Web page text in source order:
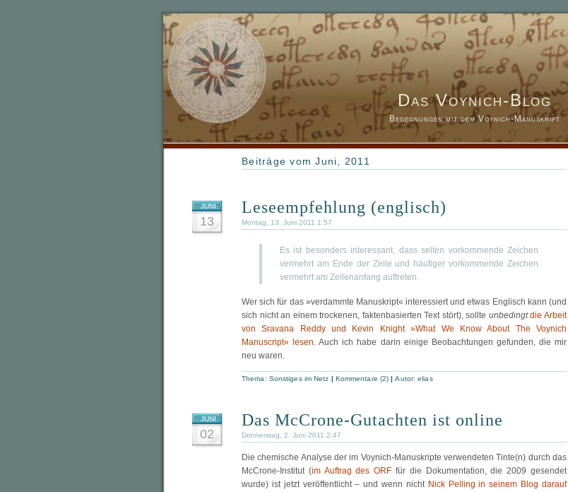
Das Voynich-Blog
Begegnungen mit dem Voynich-Manuskript
Beiträge vom Juni, 2011
JUNI
13
Leseempfehlung (englisch)
Montag, 13. Juni 2011 1:57
Es ist besonders interessant, dass selten vorkommende Zeichen
vermehrt am Ende der Zeile und häufiger vorkommende Zeichen
vermehrt am Zeilenanfang auftreten.
Wer sich für das »verdammte Manuskript« interessiert und etwas Englisch kann (und
sich nicht an einem trockenen, faktenbasierten Text stört), sollte unbedingt die Arbeit
von Sravana Reddy und Kevin Knight »What We Know About The Voynich
Manuscript« lesen. Auch ich habe darin einige Beobachtungen gefunden, die mir
neu waren.
Thema: Sonstiges im Netz | Kommentare (2) |Autor:elias
JUNI
02
Das McCrone-Gutachten ist online
Donnerstag, 2. Juni 2011 2:47
Die chemische Analyse der im Voynich-Manuskripte verwendeten Tinte(n) durch das
McCrone-Institut (im Auftrag des ORF für die Dokumentation, die 2009 gesendet
wurde) ist jetzt veröffentlicht – und wenn nicht Nick Pelling in seinem Blog darauf